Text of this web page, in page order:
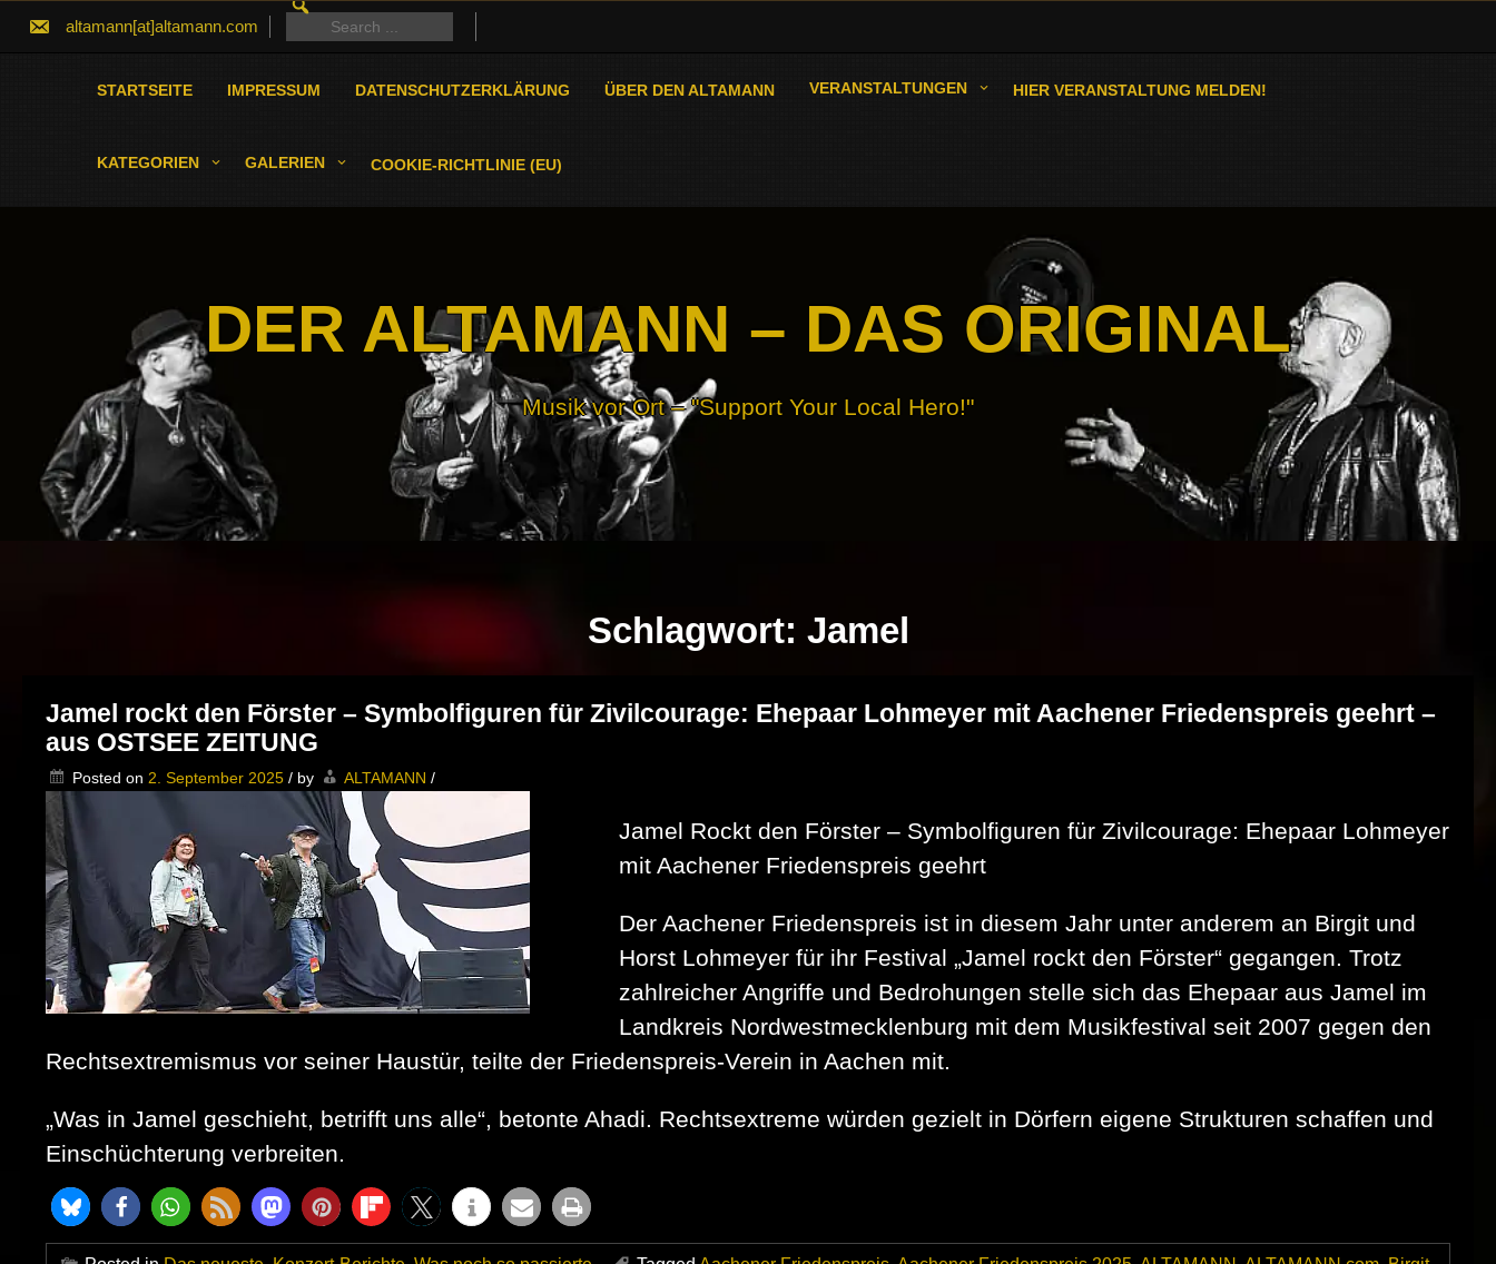
altamann[at]altamann.com
FOR:
Search
for:
STARTSEITE IMPRESSUM DATENSCHUTZERKLÄRUNG ÜBER DEN ALTAMANN VERANSTALTUNGEN HIER VERANSTALTUNG MELDEN!
KATEGORIEN GALERIEN COOKIE-RICHTLINIE (EU)
DER ALTAMANN – DAS ORIGINAL
Musik vor Ort – "Support Your Local Hero!"
Schlagwort: Jamel
Jamel rockt den Förster – Symbolfiguren für Zivilcourage: Ehepaar Lohmeyer mit Aachener Friedenspreis geehrt –
aus OSTSEE ZEITUNG
Posted on 2. September 2025 / by ALTAMANN /
Jamel Rockt den Förster – Symbolfiguren für Zivilcourage: Ehepaar Lohmeyer
mit Aachener Friedenspreis geehrt
Der Aachener Friedenspreis ist in diesem Jahr unter anderem an Birgit und
Horst Lohmeyer für ihr Festival „Jamel rockt den Förster“ gegangen. Trotz
zahlreicher Angriffe und Bedrohungen stelle sich das Ehepaar aus Jamel im
Landkreis Nordwestmecklenburg mit dem Musikfestival seit 2007 gegen den
Rechtsextremismus vor seiner Haustür, teilte der Friedenspreis-Verein in Aachen mit.
„Was in Jamel geschieht, betrifft uns alle“, betonte Ahadi. Rechtsextreme würden gezielt in Dörfern eigene Strukturen schaffen und
Einschüchterung verbreiten.